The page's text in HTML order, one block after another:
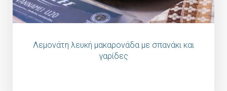
Λεμονάτη λευκή μακαρονάδα με σπανάκι και
γαρίδες